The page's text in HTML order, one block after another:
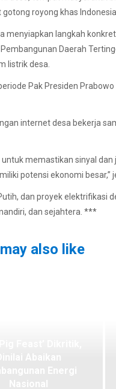
royong khas
langkah
Daerah
listrik desa.
Pak Presiden
internet desa bekerja
memastikan sinyal
potensi ekonomi besar,”
dan proyek elektrifikasi
dan sejahtera. ***
also like